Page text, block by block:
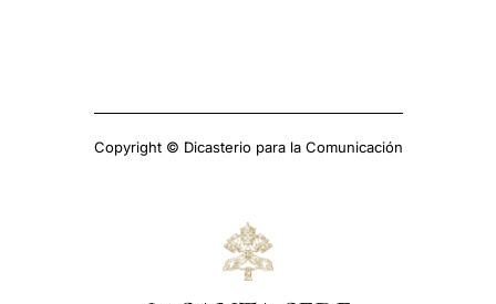
Copyright © Dicasterio para la Comunicación